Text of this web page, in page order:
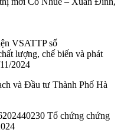
VSATTP số
lượng, chế biến và phát
2024
và Đầu tư Thành Phố Hà
Tổ chứng chứng